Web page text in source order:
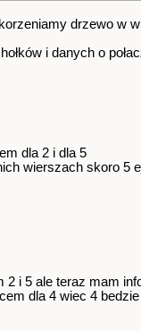
drzewo w
i danych o
dla 2 i dla 5
wierszach skoro 5
2 i 5 ale teraz mam
dla 4 wiec 4